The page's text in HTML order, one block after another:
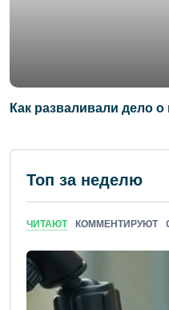
Как разваливали дело
Топ за неделю
ЧИТАЮТ КОММЕНТИРУЮТ